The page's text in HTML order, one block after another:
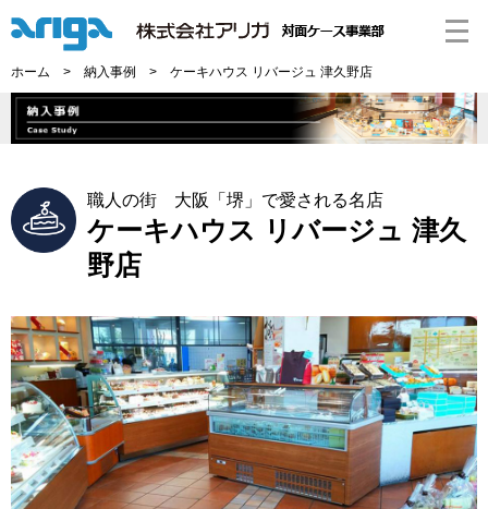
ホーム > 納入事例 > ケーキハウス リバージュ 津久野店
職人の街 大阪「堺」で愛される名店
ケーキハウス リバージュ 津久
野店